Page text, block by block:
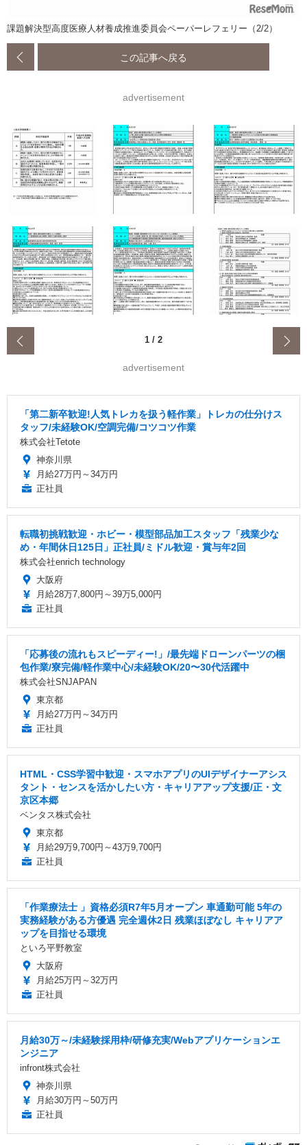
課題解決型高度医療人材養成推進委員会ペーパーレフェリー（2/2）
この記事へ戻る
advertisement
1 / 2
advertisement
「第二新卒歓迎!人気トレカを扱う軽作業」トレカの仕分けス
タッフ/未経験OK/空調完備/コツコツ作業
株式会社Tetote
神奈川県
月給27万円～34万円
正社員
転職初挑戦歓迎・ホビー・模型部品加工スタッフ「残業少な
め・年間休日125日」正社員/ミドル歓迎・賞与年2回
株式会社enrich technology
大阪府
月給28万7,800円～39万5,000円
正社員
「応募後の流れもスピーディー!」/最先端ドローンパーツの梱
包作業/寮完備/軽作業中心/未経験OK/20〜30代活躍中
株式会社SNJAPAN
東京都
月給27万円～34万円
正社員
HTML・CSS学習中歓迎・スマホアプリのUIデザイナーアシス
タント・センスを活かしたい方・キャリアアップ支援/正・文
京区本郷
ベンタス株式会社
東京都
月給29万9,700円～43万9,700円
正社員
「作業療法士 」資格必須R7年5月オープン 車通勤可能 5年の
実務経験がある方優遇 完全週休2日 残業ほぼなし キャリアア
ップを目指せる環境
といろ平野教室
大阪府
月給25万円～32万円
正社員
月給30万～/未経験採用枠/研修充実/Webアプリケーションエ
ンジニア
infront株式会社
神奈川県
月給30万円～50万円
正社員